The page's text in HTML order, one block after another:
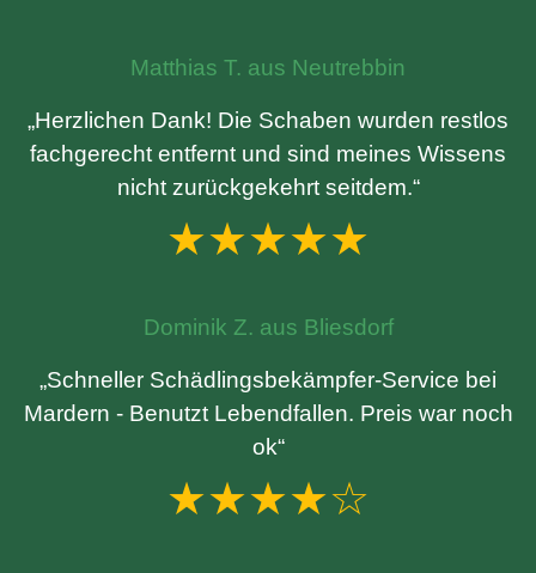
Matthias T. aus Neutrebbin
„Herzlichen Dank! Die Schaben wurden restlos
fachgerecht entfernt und sind meines Wissens
nicht zurückgekehrt seitdem.“
★★★★★
Dominik Z. aus Bliesdorf
„Schneller Schädlingsbekämpfer-Service bei
Mardern - Benutzt Lebendfallen. Preis war noch
ok“
★★★★☆